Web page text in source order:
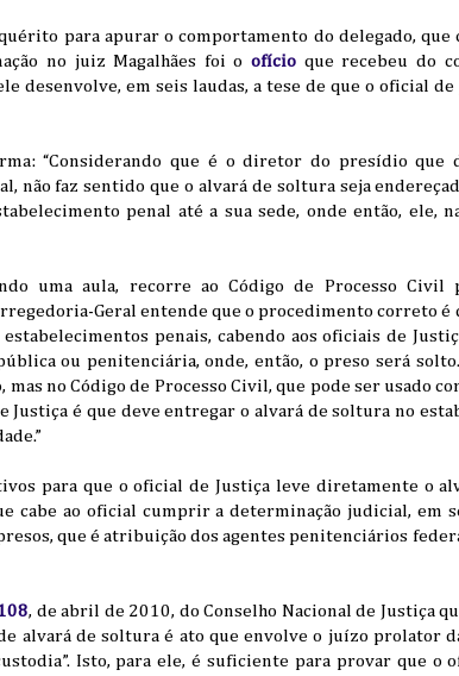
para apurar o comportamento do delegado, que
no juiz Magalhães foi oofício que recebeu do
desenvolve, em seis laudas, a tese de que o oficial
“Considerando que é o diretor do presídio que
não faz sentido que o alvará de soltura seja
penal até a sua sede, onde então, ele,
uma aula, recorre ao Código de Processo
Geral entende que o procedimento correto é
penais, cabendo aos oficiais de
ou penitenciária, onde, então, o preso será
no Código de Processo Civil, que pode ser usado
é que deve entregar o alvará de soltura no
para que o oficial de Justiça leve diretamente o
cabe ao oficial cumprir a determinação judicial, em
que é atribuição dos agentes penitenciários
, de abril de 2010, do Conselho Nacional de Justiça
alvará de soltura é ato que envolve o juízo prolator
Isto, para ele, é suficiente para provar que o